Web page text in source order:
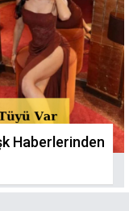
Haberlerinden